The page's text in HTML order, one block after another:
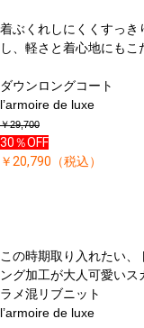
着ぶくれしにくくすっ
し、軽さと着心地にもこ
ダウンロングコート
l’armoire de luxe
￥29,700
30％OFF
￥20,790（税込）
この時期取り入れたい
ング加工が大人可愛いス
ラメ混リブニット
l’armoire de luxe